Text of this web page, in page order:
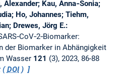
Kau, Anna‐Sonia;
Ho, Johannes; Tiehm,
Drewes, Jörg E.:
der Biomarker in Abhängigkeit
Wasser 121 (3), 2023, 86-88
(DOI)